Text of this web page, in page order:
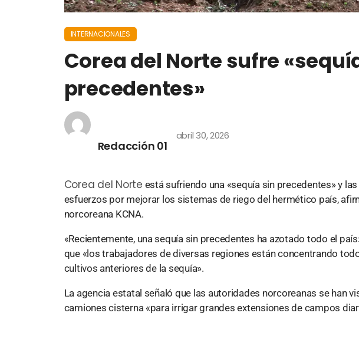
INTERNACIONALES
Corea del Norte sufre
precedentes»
Redacción 01
abril 30, 2026
Corea del Norte está sufriendo una «sequía sin precedentes» y
esfuerzos por mejorar los sistemas de riego del hermético país,
norcoreana KCNA.
«Recientemente, una sequía sin precedentes ha azotado todo el
que «los trabajadores de diversas regiones están concentrando
cultivos anteriores de la sequía».
La agencia estatal señaló que las autoridades norcoreanas se han
camiones cisterna «para irrigar grandes extensiones de campos